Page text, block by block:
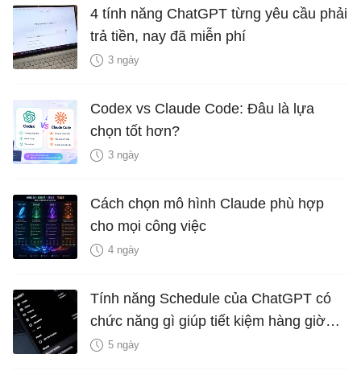
4 tính năng ChatGPT từng yêu cầu phải
trả tiền, nay đã miễn phí
3 ngày
Codex vs Claude Code: Đâu là lựa
chọn tốt hơn?
3 ngày
Cách chọn mô hình Claude phù hợp
cho mọi công việc
4 ngày
Tính năng Schedule của ChatGPT có
chức năng gì giúp tiết kiệm hàng giờ
mỗi tuần?
5 ngày